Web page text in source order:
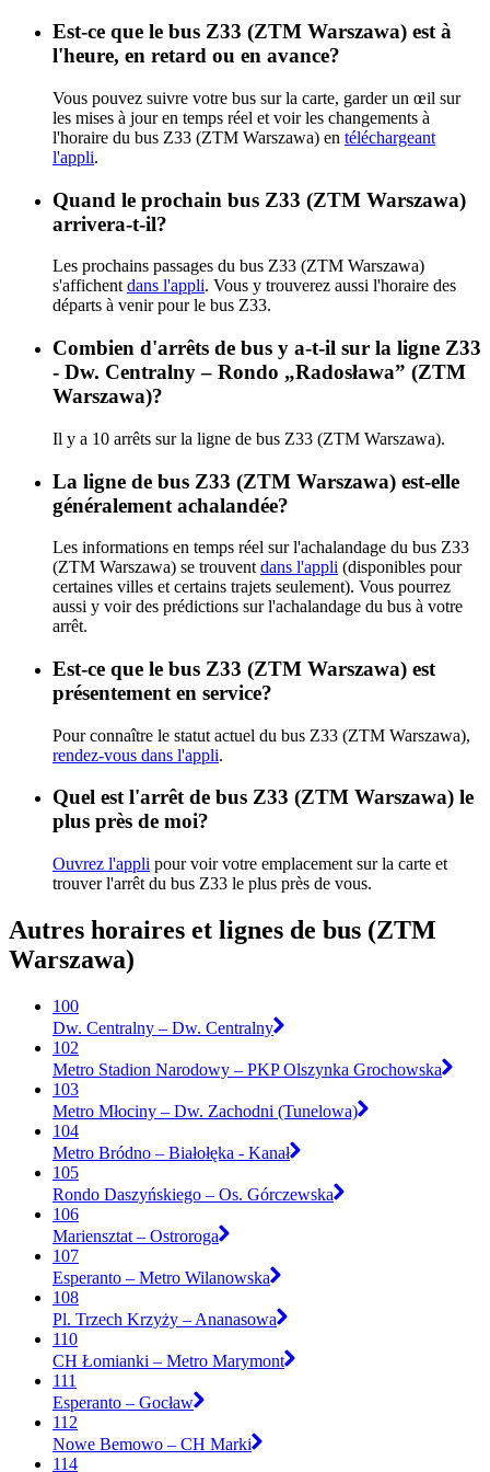
Est-ce que le bus Z33 (ZTM Warszawa) est à
l'heure, en retard ou en avance?
Vous pouvez suivre votre bus sur la carte, garder un œil sur
les mises à jour en temps réel et voir les changements à
l'horaire du bus Z33 (ZTM Warszawa) en téléchargeant
l'appli.
Quand le prochain bus Z33 (ZTM Warszawa)
arrivera-t-il?
Les prochains passages du bus Z33 (ZTM Warszawa)
s'affichent dans l'appli. Vous y trouverez aussi l'horaire des
départs à venir pour le bus Z33.
Combien d'arrêts de bus y a-t-il sur la ligne Z33
- Dw. Centralny – Rondo „Radosława” (ZTM
Warszawa)?
Il y a 10 arrêts sur la ligne de bus Z33 (ZTM Warszawa).
La ligne de bus Z33 (ZTM Warszawa) est-elle
généralement achalandée?
Les informations en temps réel sur l'achalandage du bus Z33
(ZTM Warszawa) se trouvent dans l'appli (disponibles pour
certaines villes et certains trajets seulement). Vous pourrez
aussi y voir des prédictions sur l'achalandage du bus à votre
arrêt.
Est-ce que le bus Z33 (ZTM Warszawa) est
présentement en service?
Pour connaître le statut actuel du bus Z33 (ZTM Warszawa),
rendez-vous dans l'appli.
Quel est l'arrêt de bus Z33 (ZTM Warszawa) le
plus près de moi?
Ouvrez l'appli pour voir votre emplacement sur la carte et
trouver l'arrêt du bus Z33 le plus près de vous.
Autres horaires et lignes de bus (ZTM
Warszawa)
100
Dw. Centralny – Dw. Centralny
102
Metro Stadion Narodowy – PKP Olszynka Grochowska
103
Metro Młociny – Dw. Zachodni (Tunelowa)
104
Metro Bródno – Białołęka - Kanał
105
Rondo Daszyńskiego – Os. Górczewska
106
Mariensztat – Ostroroga
107
Esperanto – Metro Wilanowska
108
Pl. Trzech Krzyży – Ananasowa
110
CH Łomianki – Metro Marymont
111
Esperanto – Gocław
112
Nowe Bemowo – CH Marki
114